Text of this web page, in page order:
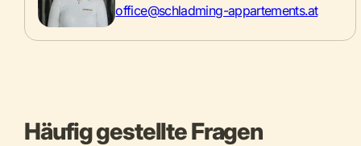
office@schladming-appartements.at
Häufig gestellte Fragen